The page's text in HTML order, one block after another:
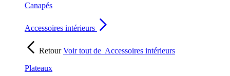
Canapés
Accessoires intérieurs
RetourVoir tout de Accessoires intérieurs
Plateaux